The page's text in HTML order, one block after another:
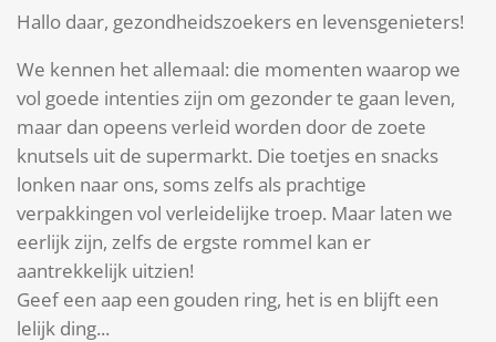
Hallo daar, gezondheidszoekers en levensgenieters!
We kennen het allemaal: die momenten waarop we
vol goede intenties zijn om gezonder te gaan leven,
maar dan opeens verleid worden door de zoete
knutsels uit de supermarkt. Die toetjes en snacks
lonken naar ons, soms zelfs als prachtige
verpakkingen vol verleidelijke troep. Maar laten we
eerlijk zijn, zelfs de ergste rommel kan er
aantrekkelijk uitzien!
Geef een aap een gouden ring, het is en blijft een
lelijk ding...